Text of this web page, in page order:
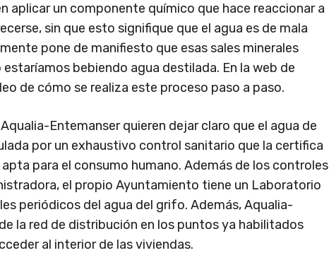
aplicar un componente químico que hace reaccionar a
sin que esto signifique que el agua es de mala
pone de manifiesto que esas sales minerales
bebiendo agua destilada. En la web de
de cómo se realiza este proceso paso a paso.
Entemanser quieren dejar claro que el agua de
por un exhaustivo control sanitario que la certifica
para el consumo humano. Además de los controles
el propio Ayuntamiento tiene un Laboratorio
periódicos del agua del grifo. Además, Aqualia-
la red de distribución en los puntos ya habilitados
al interior de las viviendas.